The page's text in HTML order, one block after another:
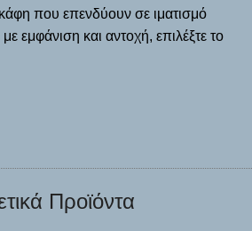
που επενδύουν σε ιματισμό
εμφάνιση και αντοχή, επιλέξτε το
Προϊόντα